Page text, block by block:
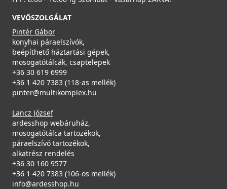
VEVŐSZOLGÁLAT
Pintér Gábor
konyhai páraelszívók,
beépíthető háztartási gépek,
mosogatótálcák, csaptelepek
+36 30 619 6999
+36 1 420 7383 (118-as mellék)
pinter@multikomplex.hu
Lancz József
ardesshop webáruház,
mosogatótálca tartozékok,
páraelszívó tartozékok,
alkatrész rendelés
+36 30 160 9577
+36 1 420 7383 (106-os mellék)
info@ardesshop.hu